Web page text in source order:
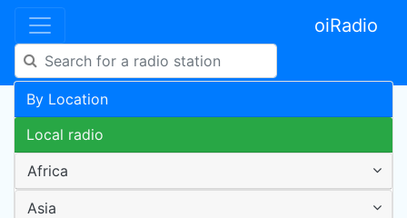
oiRadio
By Location
Local radio
Africa
Asia